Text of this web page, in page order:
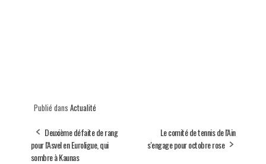
Publié dans Actualité
Deuxième défaite de rang
pour l'Asvel en Euroligue, qui
sombre à Kaunas
Le comité de tennis de l'Ain
s'engage pour octobre rose